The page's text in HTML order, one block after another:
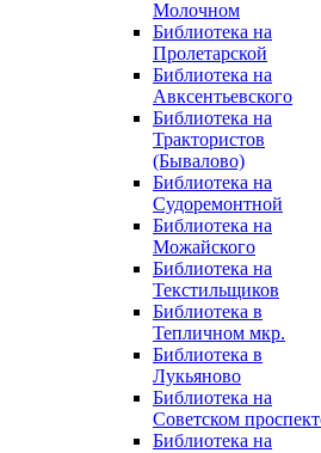
Молочном
Библиотека на
Пролетарской
Библиотека на
Авксентьевского
Библиотека на
Трактористов
(Бывалово)
Библиотека на
Судоремонтной
Библиотека на
Можайского
Библиотека на
Текстильщиков
Библиотека в
Тепличном мкр.
Библиотека в
Лукьяново
Библиотека на
Советском
Библиотека на